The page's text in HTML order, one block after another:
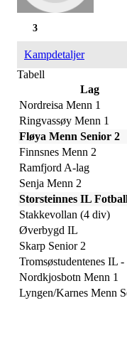
3
Kampdetaljer
Tabell
Lag
Nordreisa Menn 1
Ringvassøy Menn 1
Fløya Menn Senior 2
Finnsnes Menn 2
Ramfjord A-lag
Senja Menn 2
Storsteinnes IL
Stakkevollan (4 div)
Øverbygd IL
Skarp Senior 2
Tromsøstudentenes IL
Nordkjosbotn Menn 1
Lyngen/Karnes Menn